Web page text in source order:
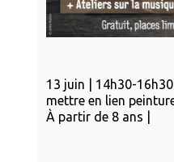
13 juin | 14h30-
mettre en lien
À partir de 8 ans |